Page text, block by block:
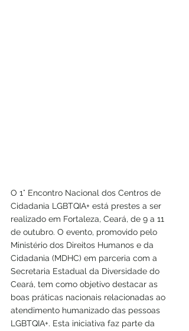
O 1° Encontro Nacional dos Centros de
Cidadania LGBTQIA+ está prestes a ser
realizado em Fortaleza, Ceará, de 9 a 11
de outubro. O evento, promovido pelo
Ministério dos Direitos Humanos e da
Cidadania (MDHC) em parceria com a
Secretaria Estadual da Diversidade do
Ceará, tem como objetivo destacar as
boas práticas nacionais relacionadas ao
atendimento humanizado das pessoas
LGBTQIA+. Esta iniciativa faz parte da